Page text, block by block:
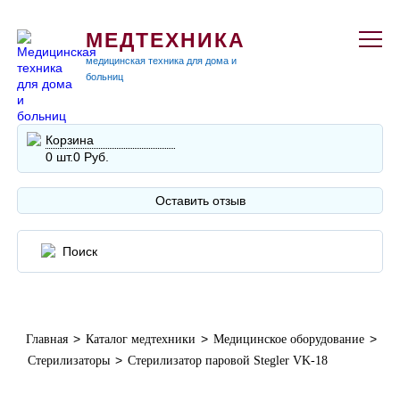
МЕДТЕХНИКА
медицинская техника для дома и
больниц
Корзина
0 шт.0 Руб.
Оставить отзыв
Главная > Каталог медтехники > Медицинское оборудование >
Стерилизаторы > Стерилизатор паровой Stegler VK-18